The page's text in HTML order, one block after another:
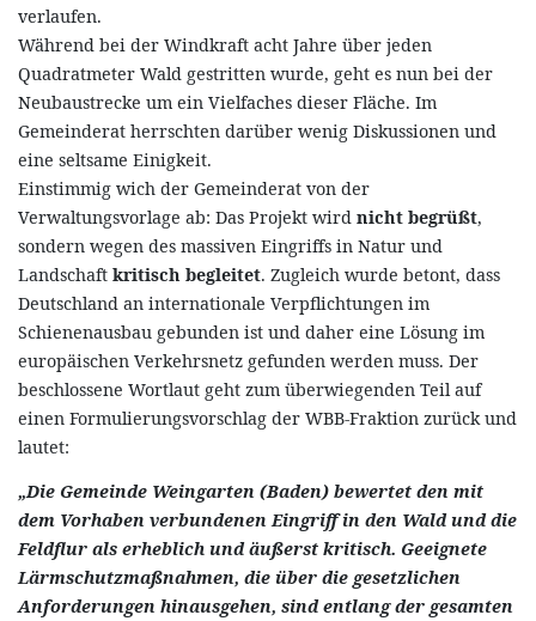
verlaufen.
Während bei der Windkraft acht Jahre über jeden
Quadratmeter Wald gestritten wurde, geht es nun bei der
Neubaustrecke um ein Vielfaches dieser Fläche. Im
Gemeinderat herrschten darüber wenig Diskussionen und
eine seltsame Einigkeit.
Einstimmig wich der Gemeinderat von der
Verwaltungsvorlage ab: Das Projekt wird nicht begrüßt,
sondern wegen des massiven Eingriffs in Natur und
Landschaft kritisch begleitet. Zugleich wurde betont, dass
Deutschland an internationale Verpflichtungen im
Schienenausbau gebunden ist und daher eine Lösung im
europäischen Verkehrsnetz gefunden werden muss. Der
beschlossene Wortlaut geht zum überwiegenden Teil auf
einen Formulierungsvorschlag der WBB-Fraktion zurück und
lautet:
„Die Gemeinde Weingarten (Baden) bewertet den mit
dem Vorhaben verbundenen Eingriff in den Wald und die
Feldflur als erheblich und äußerst kritisch. Geeignete
Lärmschutzmaßnahmen, die über die gesetzlichen
Anforderungen hinausgehen, sind entlang der gesamten